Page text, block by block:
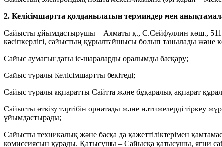
2. Келісімшартта қолданылатын терминдер мен
Сайысты ұйымдастырушы – Алматы қ., С.Сейфуллин көш., 511
кәсіпкерлігі, сайыстың құрылтайшысы болып танылады және
Сайыс аумағындағы іс-шараларды оралымды басқару;
Сайыс туралы Келісімшартты бекітеді;
Сайыс туралы ақпаратты Сайтта және бұқаралық ақпарат
Сайысты өткізу тәртібін орнатады және нәтижелерді тіркеу
ұйымдастырады;
Сайысты техникалық және басқа да қажеттіліктерімен
комиссиясын құрады. Қатысушы – Сайысқа қатысушы, яғни